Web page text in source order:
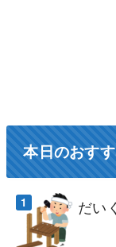
本日のおす
だい